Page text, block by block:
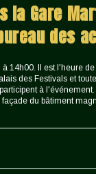
la Gare
des
14h00. Il est l'heure
des Festivals et
à
du bâtiment